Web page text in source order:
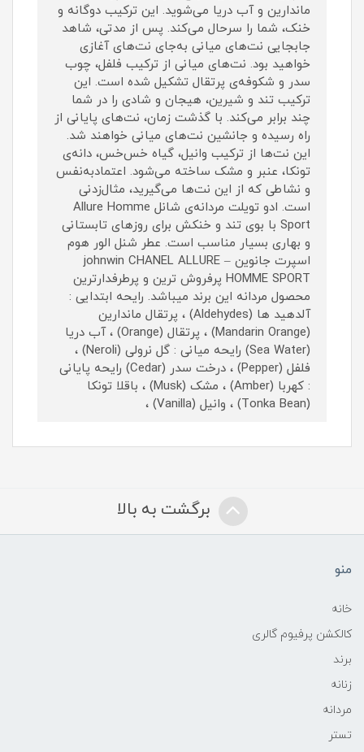
ماندارین و آب دریا می‌شوید. این ترکیب دوگانه و
خنک، شما را سرحال می‌کند. پس از مدتی، شاهد
جابجایی نت‌های میانی به‌جای نت‌های آغازی
خواهید بود. نت‌های میانی از ترکیب فلفل، چوب
سدر و شکوفه‌ی پرتقال تشکیل شده است. این
ترکیب تند و شیرین، هیجان و شادی را در شما
چند برابر می‌کند. با گذشت زمان، نت‌های پایانی از
راه رسیده و جانشین نت‌های میانی خواهند شد.
این نت‌ها از ترکیب وانیل، گیاه خس‌خس، دانه‌ی
تونکا، عنبر و مشک ساخته می‌شود. اعتمادبه‌نفس
و نشاطی که از این نت‌ها می‌گیرید، مثال‌زدنی
است. ادو تویلت مردانه‌ی شانل Allure Homme
Sport با بوی تند و خنکش برای روزهای تابستانی
و بهاری بسیار مناسب است. عطر شنل الور هوم
اسپرت جانوین – johnwin CHANEL ALLURE
HOMME SPORT پرفروش ترین و پرطرفدارترین
محصول مردانه این برند میباشد. رایحه ابتدایی :
آلدهید ها (Aldehydes) ، پرتقال ماندارین
(Mandarin Orange) ، پرتقال (Orange) ، آب دریا
(Sea Water) رایحه میانی : گل نرولی (Neroli) ،
فلفل (Pepper) ، درخت سدر (Cedar) رایحه پایانی
: کهربا (Amber) ، مشک (Musk) ، باقلا تونکا
(Tonka Bean) ، وانیل (Vanilla) ،
برگشت به بالا
منو
خانه
کالکشن پرفیوم گالری
برند
زنانه
مردانه
تستر